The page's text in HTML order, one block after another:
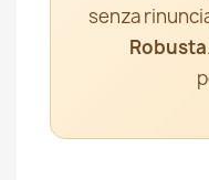
senza
Robusta